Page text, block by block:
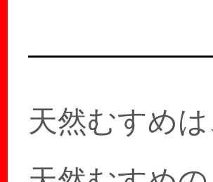
ン☆ムスが
天然むすめ